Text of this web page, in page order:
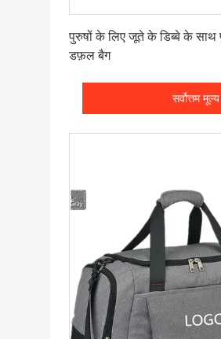
पुरुषों के लिए जूते के डिब्बे के साथ
डफ़ल बैग
सर्वोत्तम